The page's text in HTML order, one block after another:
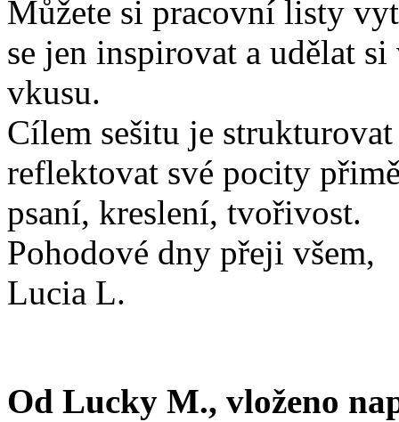
Můžete si pracovní listy
se jen inspirovat a udělat
vkusu.
Cílem sešitu je
reflektovat své pocity
psaní, kreslení, tvořivost.
Pohodové dny přeji všem,
Lucia L.
Od Lucky M., vloženo